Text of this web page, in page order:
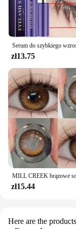
zł13.75
zł15.44
Here are the